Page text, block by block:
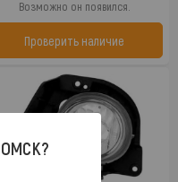
Возможно он появился.
Проверить наличие
ОМСК?